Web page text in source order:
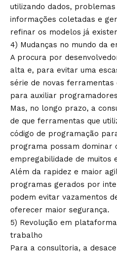
utilizando dados,
informações coletadas e
refinar os modelos já
4) Mudanças no mundo da
A procura por
alta e, para evitar uma
série de novas ferramentas
para auxiliar
Mas, no longo prazo, a
de que ferramentas que
código de programação
programa possam dominar
empregabilidade de muitos
Além da rapidez e maior
programas gerados por
podem evitar vazamentos
oferecer maior segurança.
5) Revolução em
trabalho
Para a consultoria, a